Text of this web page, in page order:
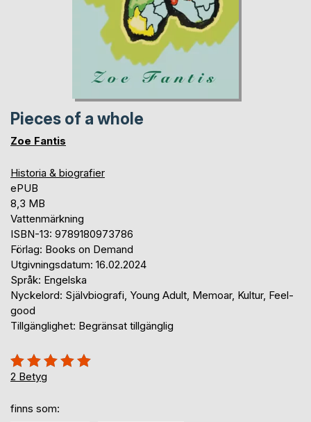
Pieces of a whole
Zoe Fantis
Historia & biografier
ePUB
8,3 MB
Vattenmärkning
ISBN-13: 9789180973786
Förlag: Books on Demand
Utgivningsdatum: 16.02.2024
Språk: Engelska
Nyckelord: Självbiografi, Young Adult, Memoar, Kultur, Feel-
good
Tillgänglighet: Begränsat tillgänglig
Betyg::
100%
2 Betyg
finns som: